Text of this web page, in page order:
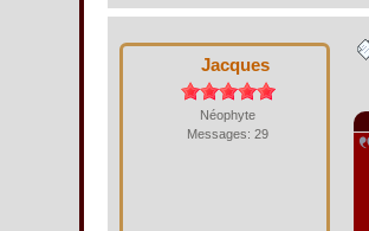
Jacques
Néophyte
Messages: 29